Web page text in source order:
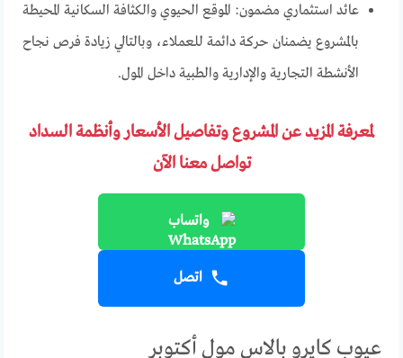
عائد استثماري مضمون: الموقع الحيوي والكثافة السكانية المحيطة
بالمشروع يضمنان حركة دائمة للعملاء، وبالتالي زيادة فرص نجاح
الأنشطة التجارية والإدارية والطبية داخل المول.
لمعرفة المزيد عن المشروع وتفاصيل الأسعار وأنظمة السداد
تواصل معنا الآن
واتساب
اتصل
عيوب كايرو بالاس مول أكتوبر